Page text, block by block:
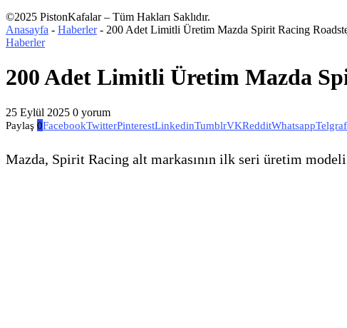
©2025 PistonKafalar – Tüm Hakları Saklıdır.
Anasayfa - Haberler- 200 Adet Limitli Üretim Mazda Spirit Racing
Haberler
200 Adet Limitli Üretim Mazda
25 Eylül 2025 0 yorum
Paylaş 0FacebookTwitterPinterestLinkedinTumblrVKRedditWhatsappTelgraf
Mazda, Spirit Racing alt markasının ilk seri üretim